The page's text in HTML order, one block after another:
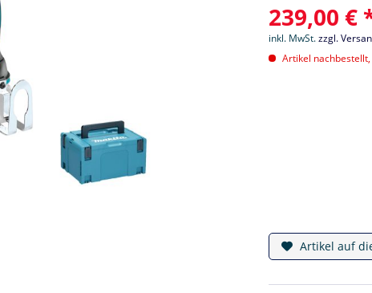
239,00 €
inkl. MwSt.zzgl.
Artikel
Artikel auf